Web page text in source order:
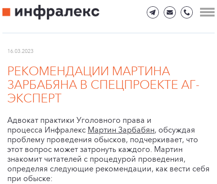
16.03.2023
РЕКОМЕНДАЦИИ МАРТИНА
ЗАРБАБЯНА В СПЕЦПРОЕКТЕ АГ-
ЭКСПЕРТ
Адвокат практики Уголовного права и
процесса Инфралекс Мартин Зарбабян, обсуждая
проблему проведения обысков, подчеркивает, что
этот вопрос может затронуть каждого. Мартин
знакомит читателей с процедурой проведения,
определяя следующие рекомендации, как вести себя
при обыске: